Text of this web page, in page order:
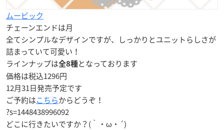
ムービック
チェーンエンドは月
全てシンプルなデザインですが、しっかりとユニットらしさが
詰まっていて可愛い！
ラインナップは全8種となっております
価格は税込1296円
12月31日発売予定です
ご予約はこちらからどうぞ！
?s=1448438996092
どこに行きたいですか？(｀・ω・´)